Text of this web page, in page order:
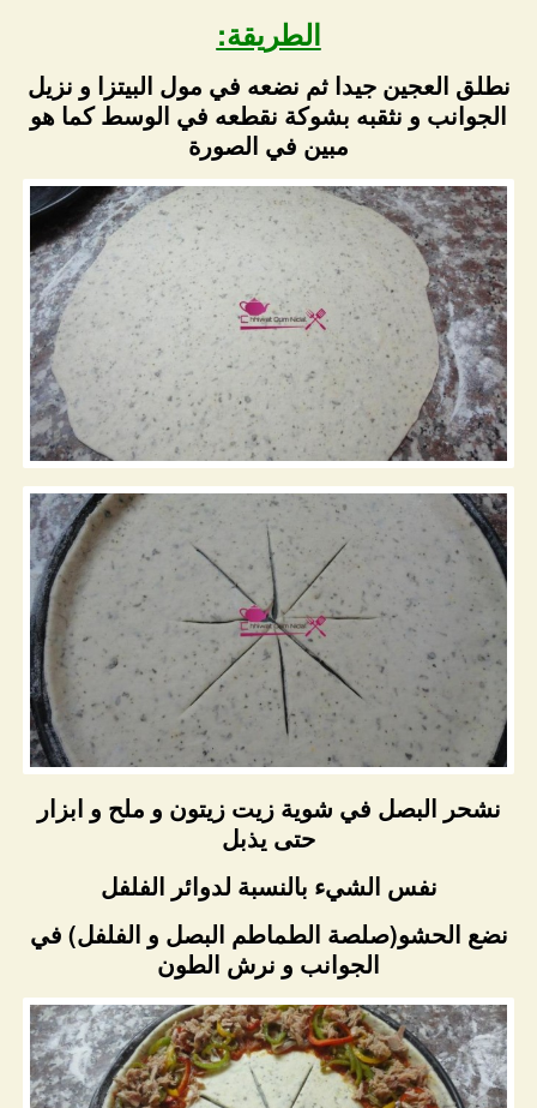
الطريقة:
نطلق العجين جيدا ثم نضعه في مول البيتزا و نزيل
الجوانب و نثقبه بشوكة نقطعه في الوسط كما هو
مبين في الصورة
نشحر البصل في شوية زيت زيتون و ملح و ابزار
حتى يذبل
نفس الشيء بالنسبة لدوائر الفلفل
نضع الحشو(صلصة الطماطم البصل و الفلفل) في
الجوانب و نرش الطون